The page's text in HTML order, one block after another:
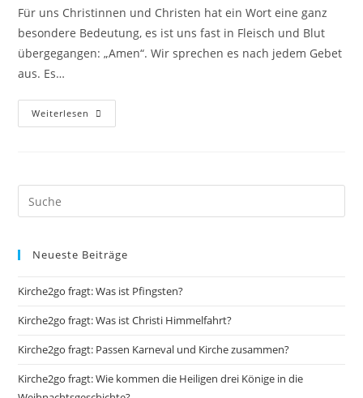
Für uns Christinnen und Christen hat ein Wort eine ganz
besondere Bedeutung, es ist uns fast in Fleisch und Blut
übergegangen: „Amen“. Wir sprechen es nach jedem Gebet
aus. Es…
Weiterlesen Kirche2go
Fragt:
Christen
„Amen“?“
Neueste Beiträge
Kirche2go fragt: Was ist Pfingsten?
Kirche2go fragt: Was ist Christi Himmelfahrt?
Kirche2go fragt: Passen Karneval und Kirche zusammen?
Kirche2go fragt: Wie kommen die Heiligen drei Könige in die